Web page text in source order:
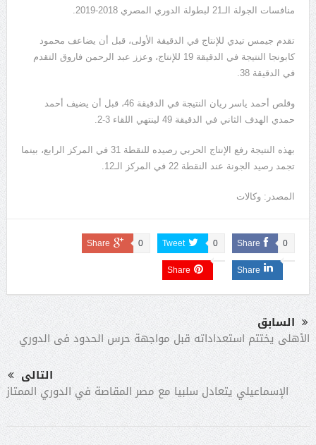
منافسات الجولة الـ21 لبطولة الدوري المصري 2018-2019.
تقدم جيمس تيدي للإنتاج في الدقيقة الأولى، قبل أن يضاعف محمود
كابونجا النتيجة في الدقيقة 19 للإنتاج، وعزز عبد الرحمن فاروق التقدم
في الدقيقة 38.
وقلص أحمد ياسر ريان النتيجة في الدقيقة 46، قبل أن يضيف أحمد
حمدي الهدف الثاني في الدقيقة 49 لينتهي اللقاء 3-2.
بهذه النتيجة رفع الإنتاج الحربي رصيده للنقطة 31 في المركز الرابع، بينما
تجمد رصيد الجونة عند النقطة 22 في المركز الـ12.
المصدر: وكالات
Share 0
Tweet 0
Share 0
Share
Share
السابق
الأهلى يختتم استعداداته قبل مواجهة حرس الحدود فى الدوري
التالى
الإسماعيلي يتعادل سلبيا مع مصر المقاصة في الدوري الممتاز